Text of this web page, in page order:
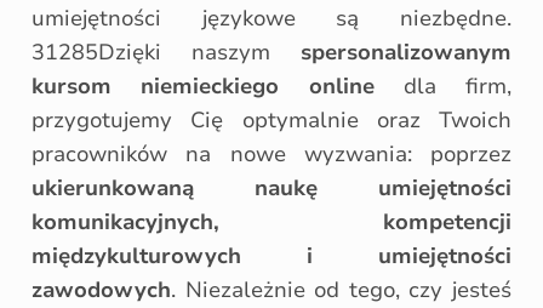
umiejętności językowe są niezbędne.
31285Dzięki naszym spersonalizowanym
kursom niemieckiego onlinedla firm,
przygotujemy Cię optymalnie oraz Twoich
pracowników na nowe wyzwania: poprzez
ukierunkowaną naukę umiejętności
komunikacyjnych, kompetencji
międzykulturowych i
umiejętności
zawodowych. Niezależnie od tego, czy jesteś